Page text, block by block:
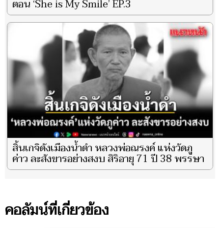
ตอน ‘She is My Smile’ EP.3
สิ้นเกจิดังเมืองน้ำดำ หลวงพ่อณรงค์ แห่งวัดภู
ค่าว ละสังขารอย่างสงบ สิริอายุ 71 ปี 38 พรรษา
คอลัมน์ที่เกี่ยวข้อง